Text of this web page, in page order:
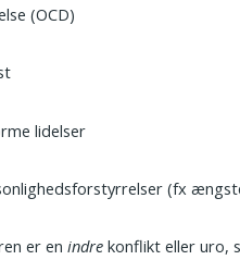
(OCD)
lidelser
(fx
er enindre konflikt eller uro,